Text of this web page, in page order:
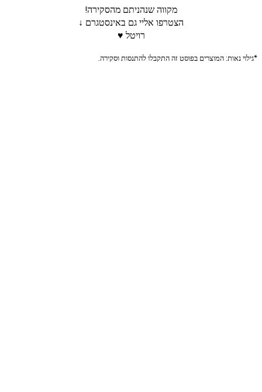
מקווה שנהניתם מהסקירה!
הצטרפו אליי גם באינסטגרם ↓
רויטל ♥
*גילוי נאות: המוצרים בפוסט זה התקבלו להתנסות וסקירה.